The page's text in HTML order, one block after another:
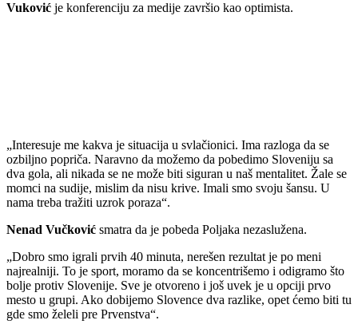
Vuković je konferenciju za medije završio kao optimista.
„Interesuje me kakva je situacija u svlačionici. Ima razloga da se
ozbiljno popriča. Naravno da možemo da pobedimo Sloveniju sa
dva gola, ali nikada se ne može biti siguran u naš mentalitet. Žale se
momci na sudije, mislim da nisu krive. Imali smo svoju šansu. U
nama treba tražiti uzrok poraza“.
Nenad Vučković smatra da je pobeda Poljaka nezaslužena.
„Dobro smo igrali prvih 40 minuta, nerešen rezultat je po meni
najrealniji. To je sport, moramo da se koncentrišemo i odigramo što
bolje protiv Slovenije. Sve je otvoreno i još uvek je u opciji prvo
mesto u grupi. Ako dobijemo Slovence dva razlike, opet ćemo biti tu
gde smo želeli pre Prvenstva“.